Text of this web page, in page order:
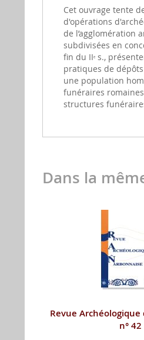
gallerie
d'image
Cet ouvrage tente
d'opérations
de l’agglomération
subdivisées en
fin du IIe s.,
pratiques de
une population
funéraires
structures
Dans la
Revue
n° 42